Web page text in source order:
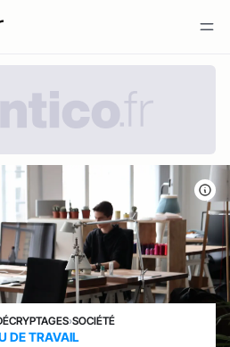
›SOCIÉTÉ
DE TRAVAIL